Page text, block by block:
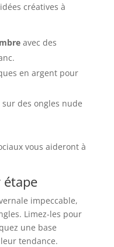
créatives à
avec des
en argent pour
des ongles nude
vous aideront à
impeccable,
Limez-les pour
une base
tendance.